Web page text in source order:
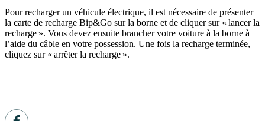
Pour recharger un véhicule électrique, il est nécessaire de présenter
la carte de recharge Bip&Go sur la borne et de cliquer sur « lancer la
recharge ». Vous devez ensuite brancher votre voiture à la borne à
l’aide du câble en votre possession. Une fois la recharge terminée,
cliquez sur « arrêter la recharge ».